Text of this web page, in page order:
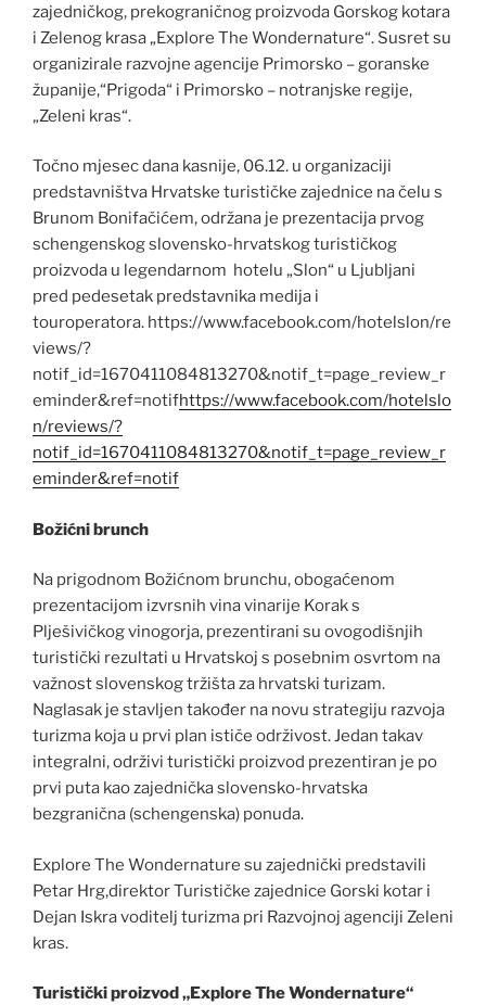
zajedničkog, prekograničnog proizvoda Gorskog kotara
i Zelenog krasa „Explore The Wondernature“. Susret su
organizirale razvojne agencije Primorsko – goranske
županije,“Prigoda“ i Primorsko – notranjske regije,
„Zeleni kras“.
Točno mjesec dana kasnije, 06.12. u organizaciji
predstavništva Hrvatske turističke zajednice na čelu s
Brunom Bonifačićem, održana je prezentacija prvog
schengenskog slovensko-hrvatskog turističkog
proizvoda u legendarnom hotelu „Slon“ u Ljubljani
pred pedesetak predstavnika medija i
touroperatora. https://www.facebook.com/hotelslon/re
views/?
notif_id=1670411084813270&notif_t=page_review_r
eminder&ref=notifhttps://www.facebook.com/hotelslo
n/reviews/?
notif_id=1670411084813270&notif_t=page_review_r
eminder&ref=notif
Božićni brunch
Na prigodnom Božićnom brunchu, obogaćenom
prezentacijom izvrsnih vina vinarije Korak s
Plješivičkog vinogorja, prezentirani su ovogodišnjih
turistički rezultati u Hrvatskoj s posebnim osvrtom na
važnost slovenskog tržišta za hrvatski turizam.
Naglasak je stavljen također na novu strategiju razvoja
turizma koja u prvi plan ističe održivost. Jedan takav
integralni, održivi turistički proizvod prezentiran je po
prvi puta kao zajednička slovensko-hrvatska
bezgranična (schengenska) ponuda.
Explore The Wondernature su zajednički predstavili
Petar Hrg,direktor Turističke zajednice Gorski kotar i
Dejan Iskra voditelj turizma pri Razvojnoj agenciji Zeleni
kras.
Turistički proizvod „Explore The Wondernature“